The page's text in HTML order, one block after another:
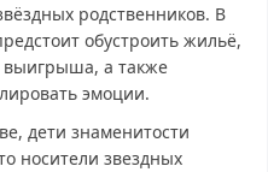
родственников. В
обустроить жильё,
выигрыша, а также
эмоции.
дети знаменитости
носители звездных